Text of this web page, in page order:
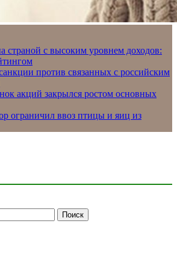
страной с высоким уровнем доходов:
против связанных с российским
акций закрылся ростом основных
ограничил ввоз птицы и яиц из